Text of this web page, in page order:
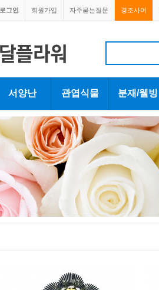
경조사어
자주묻는질문
회원가입
로그인
1670-0059
서양난 관엽식물 분재/웰빙